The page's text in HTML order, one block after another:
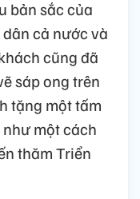
bản sắc của
cả nước và
cũng đã
sáp ong trên
tặng một tấm
một cách
thăm Triển